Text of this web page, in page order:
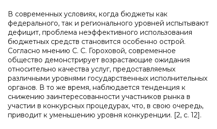
В современных условиях, когда бюджеты как
федерального, так и регионального уровней испытывают
дефицит, проблема неэффективного использования
бюджетных средств становится особенно острой.
Согласно мнению С. С. Гороховой, современное
общество демонстрирует возрастающие ожидания
относительно качества услуг, предоставляемых
различными уровнями государственных исполнительных
органов. В то же время, наблюдается тенденция к
снижению заинтересованности участников рынка в
участии в конкурсных процедурах, что, в свою очередь,
приводит к уменьшению уровня конкуренции. [2, с. 12].